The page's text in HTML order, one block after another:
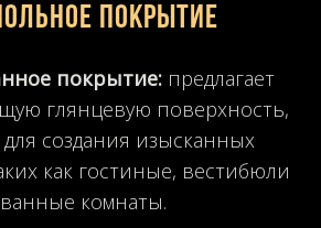
покрытие
покрытие:предлагает
глянцевую поверхность,
создания изысканных
как гостиные, вестибюли
комнаты.